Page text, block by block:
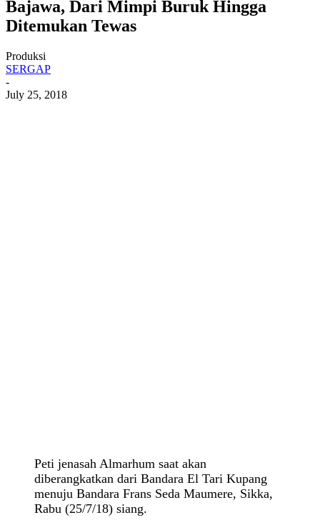
Bajawa, Dari Mimpi Buruk Hingga
Ditemukan Tewas
Produksi
SERGAP
-
July 25, 2018
Peti jenasah Almarhum saat akan
diberangkatkan dari Bandara El Tari Kupang
menuju Bandara Frans Seda Maumere, Sikka,
Rabu (25/7/18) siang.